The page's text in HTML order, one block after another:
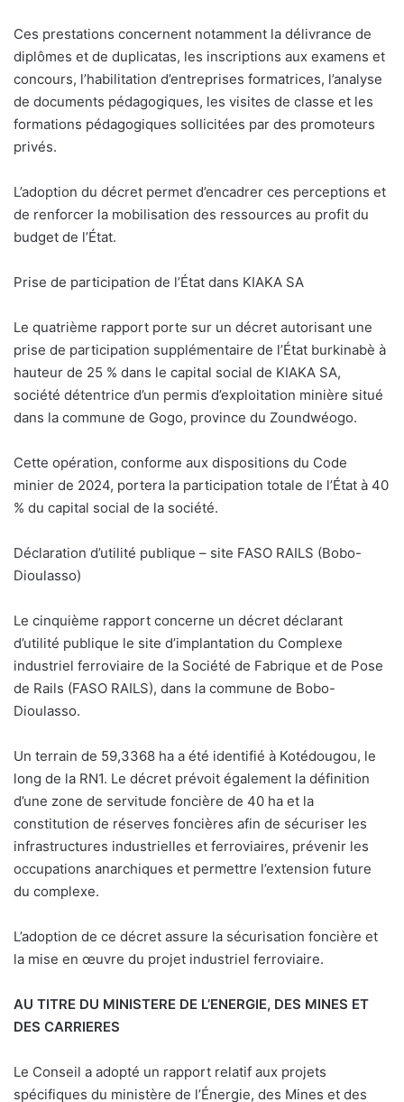
Ces prestations concernent notamment la délivrance de
diplômes et de duplicatas, les inscriptions aux examens et
concours, l’habilitation d’entreprises formatrices, l’analyse
de documents pédagogiques, les visites de classe et les
formations pédagogiques sollicitées par des promoteurs
privés.
L’adoption du décret permet d’encadrer ces perceptions et
de renforcer la mobilisation des ressources au profit du
budget de l’État.
Prise de participation de l’État dans KIAKA SA
Le quatrième rapport porte sur un décret autorisant une
prise de participation supplémentaire de l’État burkinabè à
hauteur de 25 % dans le capital social de KIAKA SA,
société détentrice d’un permis d’exploitation minière situé
dans la commune de Gogo, province du Zoundwéogo.
Cette opération, conforme aux dispositions du Code
minier de 2024, portera la participation totale de l’État à 40
% du capital social de la société.
Déclaration d’utilité publique – site FASO RAILS (Bobo-
Dioulasso)
Le cinquième rapport concerne un décret déclarant
d’utilité publique le site d’implantation du Complexe
industriel ferroviaire de la Société de Fabrique et de Pose
de Rails (FASO RAILS), dans la commune de Bobo-
Dioulasso.
Un terrain de 59,3368 ha a été identifié à Kotédougou, le
long de la RN1. Le décret prévoit également la définition
d’une zone de servitude foncière de 40 ha et la
constitution de réserves foncières afin de sécuriser les
infrastructures industrielles et ferroviaires, prévenir les
occupations anarchiques et permettre l’extension future
du complexe.
L’adoption de ce décret assure la sécurisation foncière et
la mise en œuvre du projet industriel ferroviaire.
AU TITRE DU MINISTERE DE L’ENERGIE, DES MINES ET
DES CARRIERES
Le Conseil a adopté un rapport relatif aux projets
spécifiques du ministère de l’Énergie, des Mines et des